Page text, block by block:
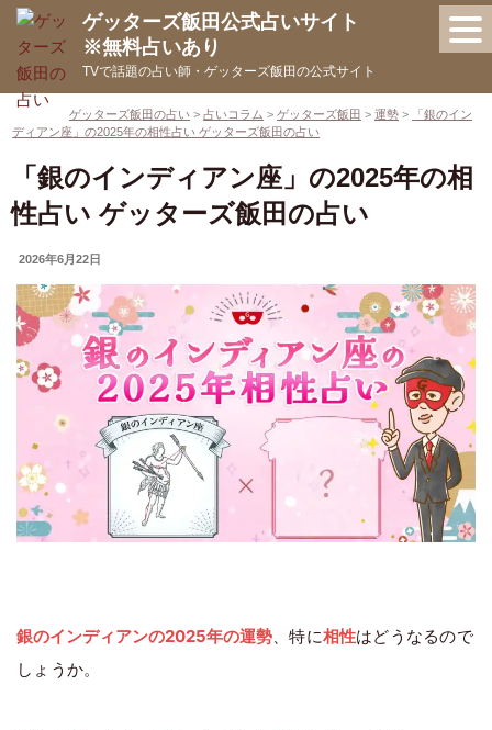
ン
へ
キ
ッ
ゲッターズ飯田公式占いサイト
※無料占いあり
TVで話題の占い師・ゲッターズ飯田の公式サイト
ゲッターズ飯田の占い > 占いコラム > ゲッターズ飯田 > 運勢 >
「銀のイン
ディアン座」の2025年の相性占い ゲッターズ飯田の占い
「銀のインディアン座」の2025年の相
性占い ゲッターズ飯田の占い
UPDATED
2026年6月22日
銀のインディアンの2025年の運勢 、特に相性はどうなるので
しょうか。